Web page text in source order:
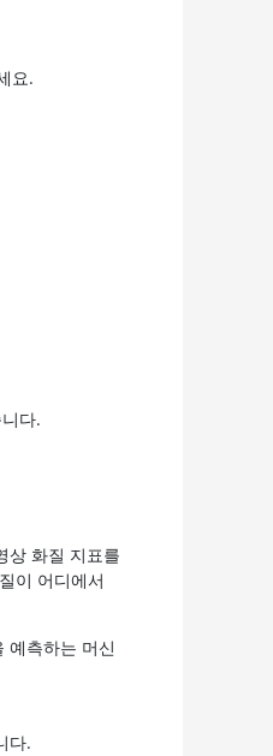
요.
다.
상 화질 지표를
이 어디에서
예측하는 머신
다.